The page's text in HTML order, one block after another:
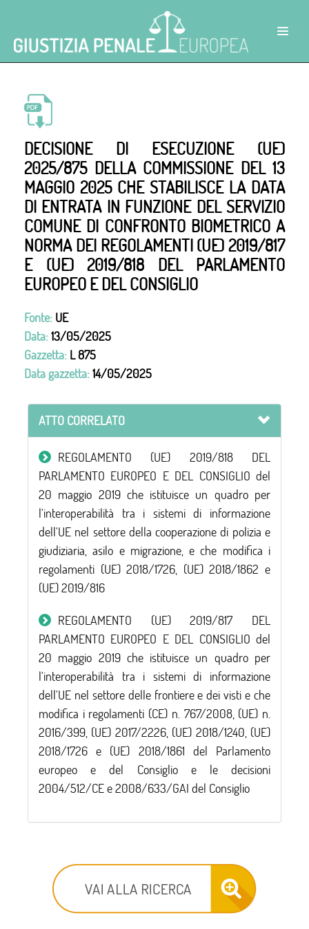
DECISIONE DI ESECUZIONE (UE)
2025/875 DELLA COMMISSIONE DEL 13
MAGGIO 2025 CHE STABILISCE LA DATA
DI ENTRATA IN FUNZIONE DEL SERVIZIO
COMUNE DI CONFRONTO BIOMETRICO A
NORMA DEI REGOLAMENTI (UE) 2019/817
E (UE) 2019/818 DEL PARLAMENTO
EUROPEO E DEL CONSIGLIO
Fonte: UE
Data:13/05/2025
Gazzetta: L 875
Data gazzetta:14/05/2025
ATTO CORRELATO
REGOLAMENTO (UE) 2019/818 DEL
PARLAMENTO EUROPEO E DEL CONSIGLIO del
20 maggio 2019 che istituisce un quadro per
l'interoperabilità tra i sistemi di informazione
dell'UE nel settore della cooperazione di polizia e
giudiziaria, asilo e migrazione, e che modifica i
regolamenti (UE) 2018/1726, (UE) 2018/1862 e
(UE) 2019/816
REGOLAMENTO (UE) 2019/817 DEL
PARLAMENTO EUROPEO E DEL CONSIGLIO del
20 maggio 2019 che istituisce un quadro per
l'interoperabilità tra i sistemi di informazione
dell'UE nel settore delle frontiere e dei visti e che
modifica i regolamenti (CE) n. 767/2008, (UE) n.
2016/399, (UE) 2017/2226, (UE) 2018/1240, (UE)
2018/1726 e (UE) 2018/1861 del Parlamento
europeo e del Consiglio e le decisioni
2004/512/CE e 2008/633/GAI del Consiglio